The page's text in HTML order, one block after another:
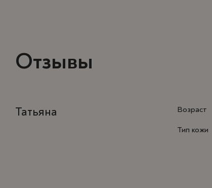
Отзывы
Татьяна Возраст
Тип кожи